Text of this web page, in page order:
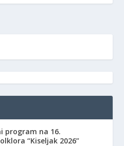
program na 16.
“Kiseljak 2026”